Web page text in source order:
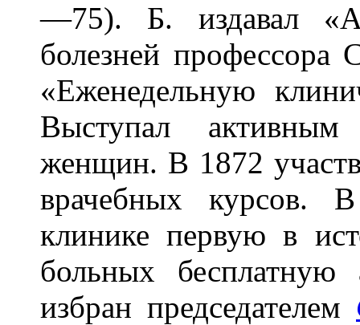
—75). Б. издавал
болезней
«Еженедельную
Выступал
женщин. В 1872
врачебных курсов.
клинике первую в
больных
избран председателем